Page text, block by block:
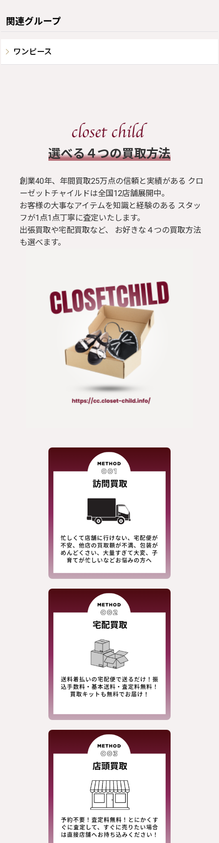
関連グループ
ワンピース
​選べる４つの買取方法
創業40年、年間買取25万点の信頼と実績がある クロ
ーゼットチャイルドは全国12店舗展開中。
お客様の大事なアイテムを知識と経験のある スタッ
フが1点1点丁寧に査定いたします。
出張買取や宅配買取など、 お好きな４つの買取方法
も選べます。